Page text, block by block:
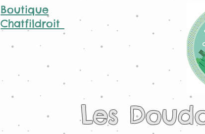
Boutique
Chatfildroit
Les